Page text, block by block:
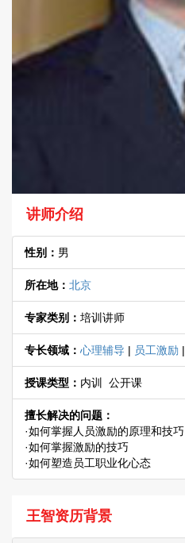
讲师介绍
性别： 男
所在地： 北京
专家类别： 培训讲师
专长领域： 心理辅导 | 员工激励 |
授课类型： 内训 公开课
擅长解决的问题：
·如何掌握人员激励的原理和技巧
·如何掌握激励的技巧
·如何塑造员工职业化心态
王智资历背景